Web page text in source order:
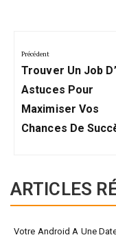
de
l’article
Précédent
Précédent:
Trouver Un Job
Astuces Pour
Maximiser Vos
Chances De
ARTICLES
Votre Android A Une